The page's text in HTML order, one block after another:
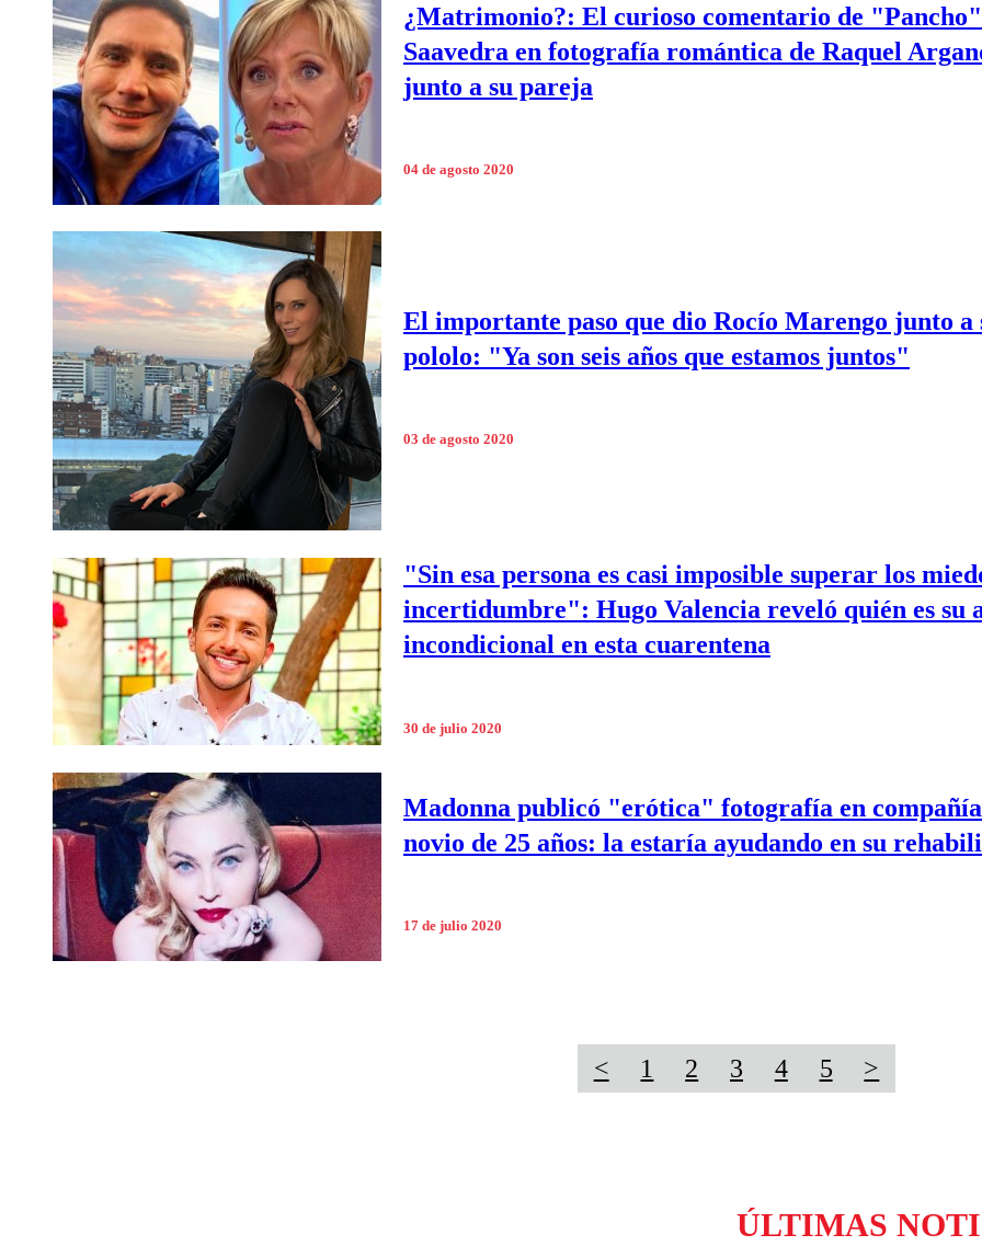
¿Matrimonio?: El curioso comentario de "Pancho"
Saavedra en fotografía romántica de Raquel
junto a su pareja
04 de agosto 2020
El importante paso que dio Rocío Marengo junto a
pololo: "Ya son seis años que estamos juntos"
03 de agosto 2020
"Sin esa persona es casi imposible superar los
incertidumbre": Hugo Valencia reveló quién es su
incondicional en esta cuarentena
30 de julio 2020
Madonna publicó "erótica" fotografía en compañía
novio de 25 años: la estaría ayudando en su
17 de julio 2020
< 1 2 3 4 5 >
ÚLTIMAS